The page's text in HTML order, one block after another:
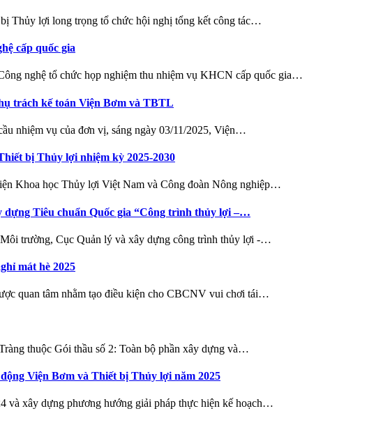
Thủy lợi long trọng tổ chức hội nghị tổng kết công tác…
cấp quốc gia
nghệ tổ chức họp nghiệm thu nhiệm vụ KHCN cấp quốc gia…
trách kế toán Viện Bơm và TBTL
nhiệm vụ của đơn vị, sáng ngày 03/11/2025, Viện…
bị Thủy lợi nhiệm kỳ 2025-2030
Khoa học Thủy lợi Việt Nam và Công đoàn Nông nghiệp…
dựng Tiêu chuẩn Quốc gia “Công trình thủy lợi –…
trường, Cục Quản lý và xây dựng công trình thủy lợi -…
mát hè 2025
quan tâm nhằm tạo điều kiện cho CBCNV vui chơi tái…
thuộc Gói thầu số 2: Toàn bộ phần xây dựng và…
Viện Bơm và Thiết bị Thủy lợi năm 2025
và xây dựng phương hướng giải pháp thực hiện kế hoạch…